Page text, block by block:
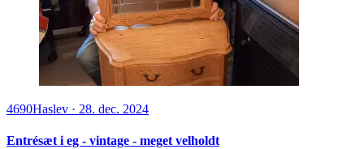
4690Haslev · 28. dec. 2024
Entrésæt i eg - vintage - meget velholdt